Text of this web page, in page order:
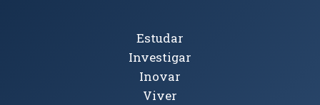
Tópicos Principais
Estudar
Investigar
Inovar
Viver